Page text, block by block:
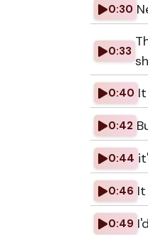
0:30
0:33
0:40
0:42
0:44
0:46
0:49